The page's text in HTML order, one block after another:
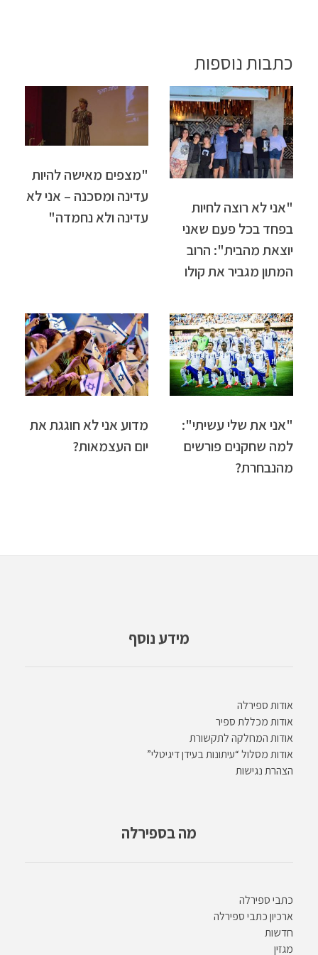
כתבות נוספות
"אני לא רוצה לחיות
בפחד בכל פעם שאני
יוצאת מהבית": הרוב
המתון מגביר את קולו
"מצפים מאישה להיות
עדינה ומסכנה – אני לא
עדינה ולא נחמדה"
"אני את שלי עשיתי":
למה שחקנים פורשים
מהנבחרת?
מדוע אני לא חוגגת את
יום העצמאות?
מידע נוסף
אודות ספירלה
אודות מכללת ספיר
אודות המחלקה לתקשורת
אודות מסלול “עיתונות בעידן דיגיטלי”
הצהרת נגישות
מה בספירלה
כתבי ספירלה
ארכיון כתבי ספירלה
חדשות
מגזין